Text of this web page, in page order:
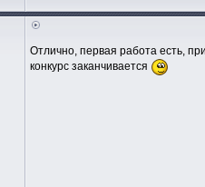
Отлично, первая работа есть,
конкурс заканчивается